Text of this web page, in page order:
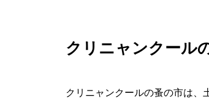
クリニャンクール
クリニャンクールの蚤の市は、